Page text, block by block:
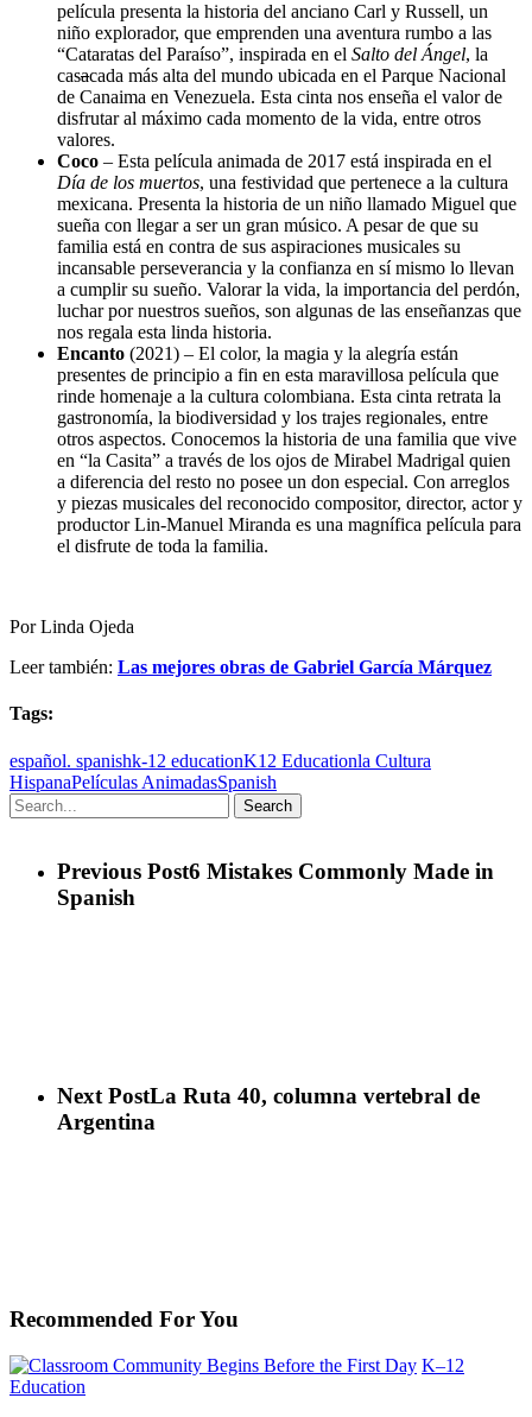
película presenta la historia del anciano Carl y Russell, un
niño explorador, que emprenden una aventura rumbo a las
“Cataratas del Paraíso”, inspirada en el Salto del Ángel, la
casacada más alta del mundo ubicada en el Parque Nacional
de Canaima en Venezuela. Esta cinta nos enseña el valor de
disfrutar al máximo cada momento de la vida, entre otros
valores.
Coco – Esta película animada de 2017 está inspirada en el
Día de los muertos, una festividad que pertenece a la cultura
mexicana. Presenta la historia de un niño llamado Miguel que
sueña con llegar a ser un gran músico. A pesar de que su
familia está en contra de sus aspiraciones musicales su
incansable perseverancia y la confianza en sí mismo lo llevan
a cumplir su sueño. Valorar la vida, la importancia del perdón,
luchar por nuestros sueños, son algunas de las enseñanzas que
nos regala esta linda historia.
Encanto (2021) – El color, la magia y la alegría están
presentes de principio a fin en esta maravillosa película que
rinde homenaje a la cultura colombiana. Esta cinta retrata la
gastronomía, la biodiversidad y los trajes regionales, entre
otros aspectos. Conocemos la historia de una familia que vive
en “la Casita” a través de los ojos de Mirabel Madrigal quien
a diferencia del resto no posee un don especial. Con arreglos
y piezas musicales del reconocido compositor, director, actor y
productor Lin-Manuel Miranda es una magnífica película para
el disfrute de toda la familia.
Por Linda Ojeda
Leer también: Las mejores obras de Gabriel García Márquez
Tags:
español. spanishk-12 educationK12 Educationla Cultura
HispanaPelículas AnimadasSpanish
Search
Previous Post6 Mistakes Commonly Made in
Spanish
Next PostLa Ruta 40, columna vertebral de
Argentina
Recommended For You
K–12
Education